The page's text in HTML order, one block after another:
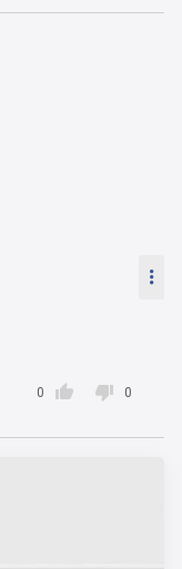


0  0